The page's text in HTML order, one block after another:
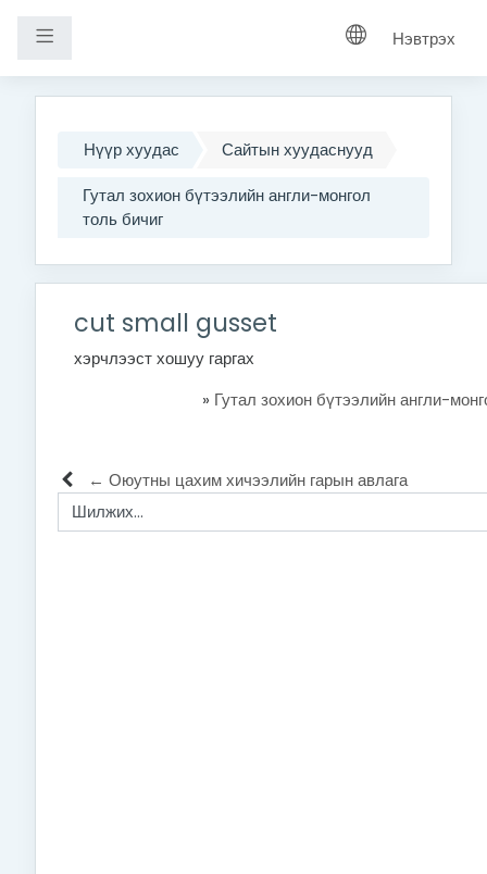
Хажуугийн самбар Нэвтрэх
Нүүр хуудас
Сайтын хуудаснууд
Гутал зохион бүтээлийн англи-монгол
толь бичиг
cut small gusset
хэрчлээст хошуу гаргах
» Гутал зохион бүтээлийн англи-
← Оюутны цахим хичээлийн гарын авлага
Шилжих...